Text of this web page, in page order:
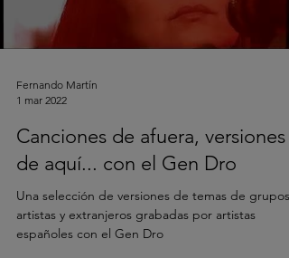
Fernando Martín
1 mar 2022
Canciones de afuera, versiones
de aquí... con el Gen Dro
Una selección de versiones de temas de grupos
artistas y extranjeros grabadas por artistas
españoles con el Gen Dro